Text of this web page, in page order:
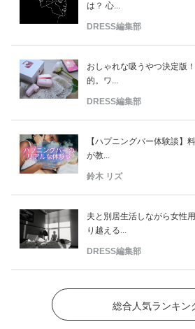
は？ 心...
DRESS編集部
おしゃれな吸うやつ決定版
的。ワ...
DRESS編集部
【ハプニングバー体験談】
が教...
鈴木 リズ
夫と別居生活しながら女性
り越える...
DRESS編集部
総合人気ランキン